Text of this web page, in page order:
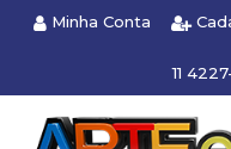
Minha Conta
11